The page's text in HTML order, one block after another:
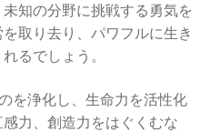
知の分野に挑戦する勇気を
取り去り、パワフルに生き
るでしょう。
を浄化し、生命力を活性化
力、創造力をはぐくむな